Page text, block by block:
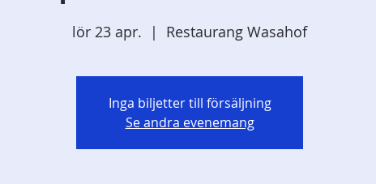
lör 23 apr.
  |
Restaurang Wasahof
Inga biljetter till försäljning
Se andra evenemang